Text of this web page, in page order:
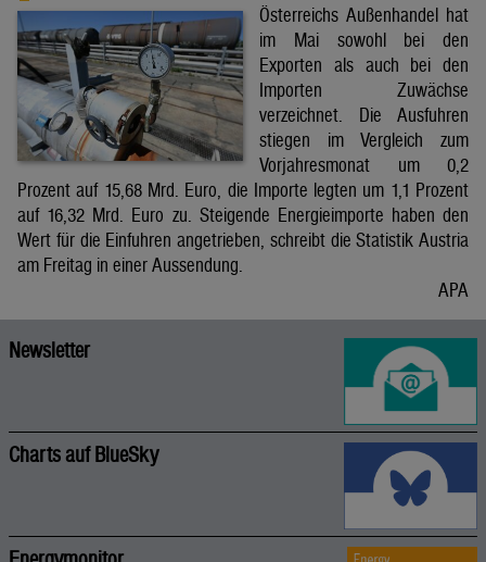
Österreichs Außenhandel hat
im Mai sowohl bei den
Exporten als auch bei den
Importen Zuwächse
verzeichnet. Die Ausfuhren
stiegen im Vergleich zum
Vorjahresmonat um 0,2
Prozent auf 15,68 Mrd. Euro, die Importe legten um 1,1 Prozent
auf 16,32 Mrd. Euro zu. Steigende Energieimporte haben den
Wert für die Einfuhren angetrieben, schreibt die Statistik Austria
am Freitag in einer Aussendung.
APA
Newsletter
Charts auf BlueSky